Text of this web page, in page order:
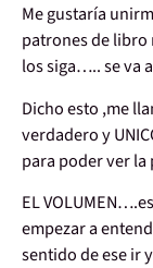
Me gustaría
patrones de libro
los siga….. se va
Dicho esto ,me
verdadero y
para poder ver
EL
empezar a
sentido de ese ir